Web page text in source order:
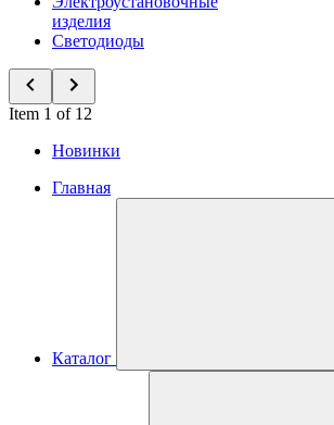
изделия
Светодиоды
Item 1 of 12
Новинки
Главная
Каталог